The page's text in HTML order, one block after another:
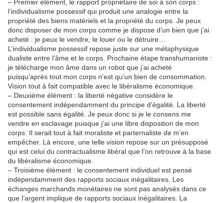
– Premier élément, le rapport propriétaire de soi à son corps :
l’individualisme possessif qui produit une analogie entre la
propriété des biens matériels et la propriété du corps. Je peux
donc disposer de mon corps comme je dispose d’un bien que j’ai
acheté : je peux le vendre, le louer ou le détruire…
L’individualisme possessif repose juste sur une métaphysique
dualiste entre l’âme et le corps. Prochaine étape transhumaniste :
je télécharge mon âme dans un robot que j’ai acheté
puisqu’après tout mon corps n’est qu’un bien de consommation.
Vision tout à fait compatible avec le libéralisme économique.
– Deuxième élément : la liberté négative considère le
consentement indépendamment du principe d’égalité. La liberté
est possible sans égalité. Je peux donc si je le consens me
vendre en esclavage puisque j’ai une libre disposition de mon
corps. Il serait tout à fait moraliste et parternaliste de m’en
empêcher. Là encore, une telle vision repose sur un présupposé
qui est celui du contractualisme libéral que l’on retrouve à la base
du libéralisme économique.
– Troisième élément : le consentement individuel est pensé
indépendamment des rapports sociaux inégalitaires. Les
échanges marchands monétaires ne sont pas analysés dans ce
que l’argent implique de rapports sociaux inégalitaires. La